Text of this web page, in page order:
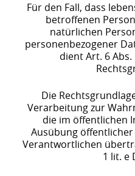
Für den Fall, dass
betroffenen
natürlichen
personenbezogener
dient Art. 6 Abs.
Die
Verarbeitung zur
die im öffentlichen
Ausübung
Verantwortlichen
1 lit. e